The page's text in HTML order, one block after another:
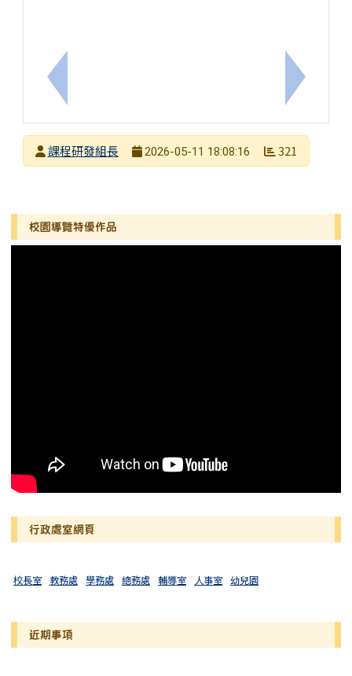
上一筆：轉知國立清華大學辦理115年度「國小教師
下一筆：
發布者
課程研發組長
2026-05-11 18:08:16 321
左邊區域內容
校園導覽特優作品
行政處室網頁
校長室 教務處 學務處 總務處 輔導室 人事室 幼兒園
近期事項